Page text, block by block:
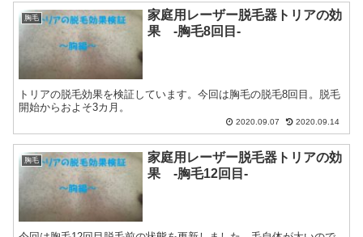
胸毛
家庭用レーザー脱毛器トリアの効
果 -胸毛8回目-
トリアの脱毛効果を検証しています。今回は胸毛の脱毛8回目。脱毛
開始からおよそ3カ月。
2020.09.07 2020.09.14
胸毛
家庭用レーザー脱毛器トリアの効
果 -胸毛12回目-